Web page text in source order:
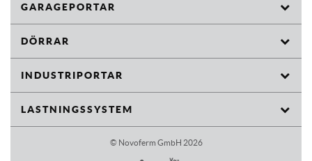
GARAGEPORTAR
Takskjutportar
Tillbehör
DÖRRAR
Rörkarmsdörrar
INDUSTRIPORTAR
Industritakskjutportar
LASTNINGSSYSTEM
Hydrauliska lastbryggor
© Novoferm GmbH 2026